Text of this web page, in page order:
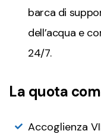
barca di
dell’acqua e
24/7.
La quota
Accoglienza